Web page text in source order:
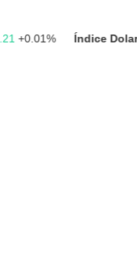
Índice Dolar DXY